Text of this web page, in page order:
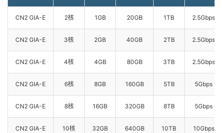
CN2 GIA-E 2核 1GB 20GB 1TB 2.5Gbps
CN2 GIA-E 3核 2GB 40GB 2TB 2.5Gbps
CN2 GIA-E 4核 4GB 80GB 3TB 2.5Gbps
CN2 GIA-E 6核 8GB 160GB 5TB 5Gbps
CN2 GIA-E 8核 16GB 320GB 8TB 5Gbps
CN2 GIA-E 10核 32GB 640GB 10TB 10Gbps